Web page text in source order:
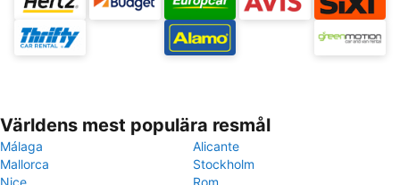
Världens mest populära resmål
Málaga
Alicante
Mallorca
Stockholm
Nice
Rom